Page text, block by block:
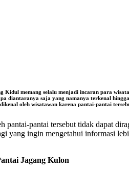
Kidul memang selalu menjadi incaran para
diantaranya saja yang namanya terkenal
oleh wisatawan karena pantai-pantai
pantai tersebut tidak dapat
yang ingin mengetahui informasi
Jagang Kulon